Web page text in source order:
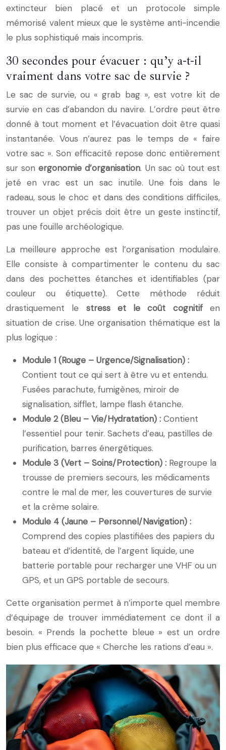
extincteur bien placé et un protocole simple
mémorisé valent mieux que le système anti-incendie
le plus sophistiqué mais incompris.
30 secondes pour évacuer : qu’y a-t-il
vraiment dans votre sac de survie ?
Le sac de survie, ou « grab bag », est votre kit de
survie en cas d’abandon du navire. L’ordre peut être
donné à tout moment et l’évacuation doit être quasi
instantanée. Vous n’aurez pas le temps de « faire
votre sac ». Son efficacité repose donc entièrement
sur sonergonomie d’organisation. Un sac où tout est
jeté en vrac est un sac inutile. Une fois dans le
radeau, sous le choc et dans des conditions difficiles,
trouver un objet précis doit être un geste instinctif,
pas une fouille archéologique.
La meilleure approche est l’organisation modulaire.
Elle consiste à compartimenter le contenu du sac
dans des pochettes étanches et identifiables (par
couleur ou étiquette). Cette méthode réduit
drastiquement le stress et le coût cognitifen
situation de crise. Une organisation thématique est la
plus logique :
Module 1 (Rouge – Urgence/Signalisation) :
Contient tout ce qui sert à être vu et entendu.
Fusées parachute, fumigènes, miroir de
signalisation, sifflet, lampe flash étanche.
Module 2 (Bleu – Vie/Hydratation) : Contient
l’essentiel pour tenir. Sachets d’eau, pastilles de
purification, barres énergétiques.
Module 3 (Vert – Soins/Protection) : Regroupe la
trousse de premiers secours, les médicaments
contre le mal de mer, les couvertures de survie
et la crème solaire.
Module 4 (Jaune – Personnel/Navigation) :
Comprend des copies plastifiées des papiers du
bateau et d’identité, de l’argent liquide, une
batterie portable pour recharger une VHF ou un
GPS, et un GPS portable de secours.
Cette organisation permet à n’importe quel membre
d’équipage de trouver immédiatement ce dont il a
besoin. « Prends la pochette bleue » est un ordre
bien plus efficace que « Cherche les rations d’eau ».